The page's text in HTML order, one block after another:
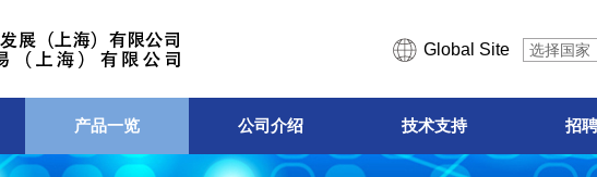
Global Site 选择国家
产品一览 公司介绍 技术支持 招